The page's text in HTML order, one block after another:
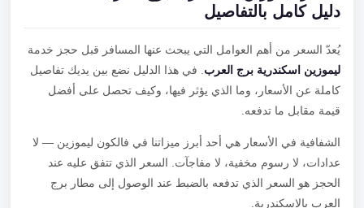
دليل كامل بالتفاصيل
يُعدّ السعر من أهم العوامل التي يبحث عنها المسافر قبل حجز خدمة
ليموزين اسكندرية برج العرب. في هذا الدليل نضع بين يديك تفاصيل
كاملة عن الأسعار، وما الذي يؤثر فيها، وكيف تحصل على أفضل
قيمة مقابل ما تدفعه.
الشفافية في الأسعار هي أحد أبرز ميزاتنا في فالكون ليموزين — لا
عدادات، لا رسوم مخفية، لا مفاجآت. السعر الذي تتفق عليه عند
الحجز هو السعر الذي تدفعه بالضبط عند الوصول إلى مطار برج
العرب بالإسكندرية.